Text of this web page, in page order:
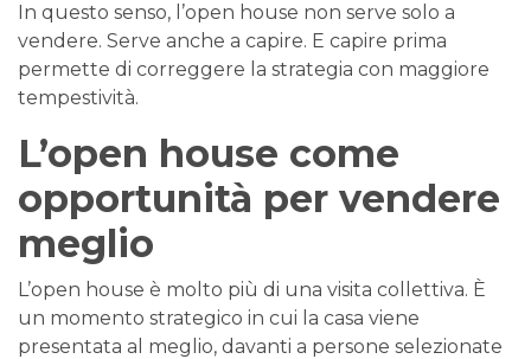
In questo senso, l’open house non serve solo a
vendere. Serve anche a capire. E capire prima
permette di correggere la strategia con maggiore
tempestività.
L’open house come
opportunità per vendere
meglio
L’open house è molto più di una visita collettiva. È
un momento strategico in cui la casa viene
presentata al meglio, davanti a persone selezionate